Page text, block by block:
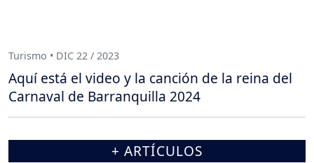
Turismo • DIC 22 / 2023
Aquí está el video y la canción de la reina del
Carnaval de Barranquilla 2024
+ ARTÍCULOS